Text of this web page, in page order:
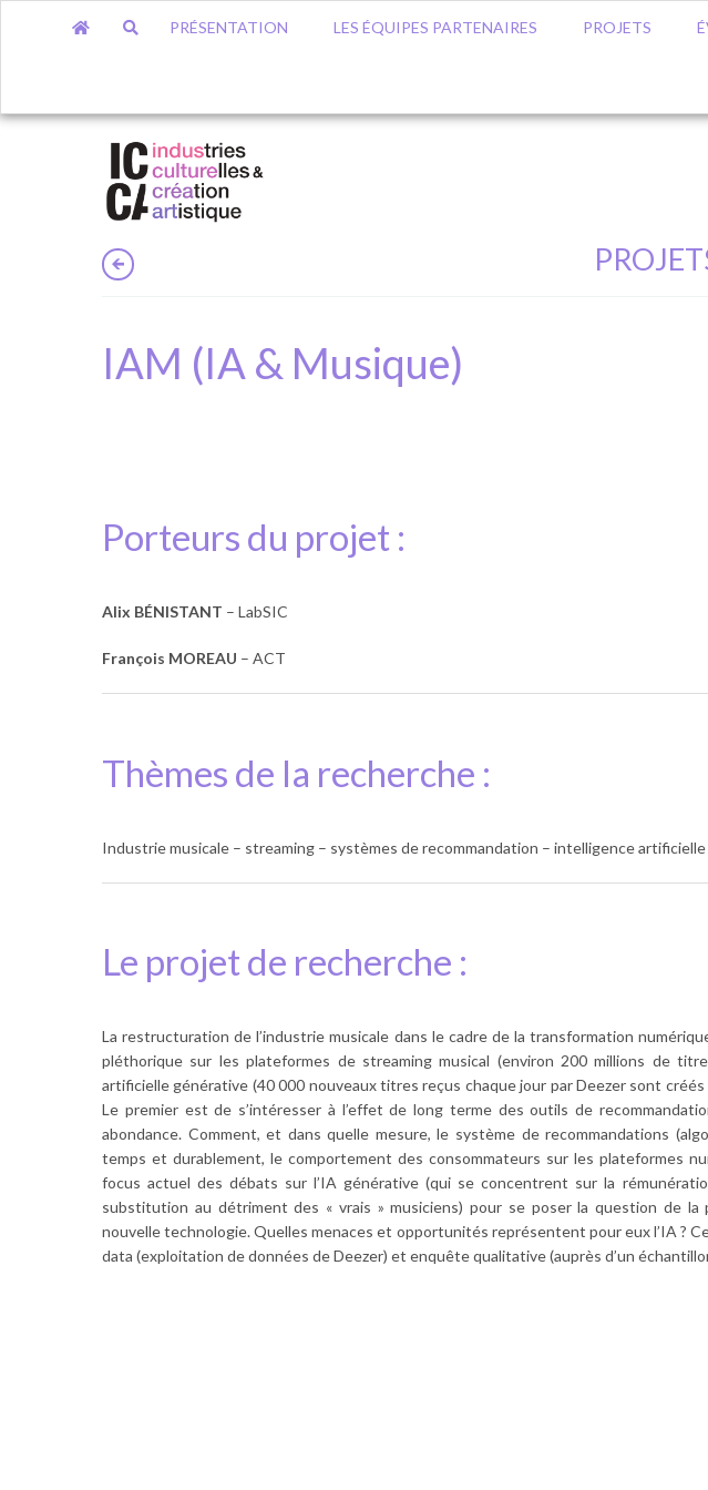
PRÉSENTATION LES ÉQUIPES PARTENAIRES PROJETS
IAM (IA & Musique)
Porteurs du projet :
Alix BÉNISTANT – LabSIC
François MOREAU – ACT
Thèmes de la recherche :
Industrie musicale – streaming – systèmes de recommandation – intelligence artificielle
Le projet de recherche :
La restructuration de l’industrie musicale dans le cadre de la transformation
pléthorique sur les plateformes de streaming musical (environ 200 millions de
artificielle générative (40 000 nouveaux titres reçus chaque jour par Deezer sont
Le premier est de s’intéresser à l’effet de long terme des outils de
abondance. Comment, et dans quelle mesure, le système de recommandations
temps et durablement, le comportement des consommateurs sur les plateformes
focus actuel des débats sur l’IA générative (qui se concentrent sur la
substitution au détriment des « vrais » musiciens) pour se poser la question de
nouvelle technologie. Quelles menaces et opportunités représentent pour eux l’IA ?
data (exploitation de données de Deezer) et enquête qualitative (auprès d’un